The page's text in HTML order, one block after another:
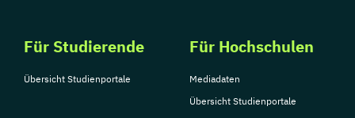
Für Studierende
Übersicht Studienportale
Für Hochschulen
Mediadaten
Übersicht Studienportale